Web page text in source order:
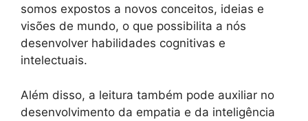
somos expostos a novos conceitos, ideias e
visões de mundo, o que possibilita a nós
desenvolver habilidades cognitivas e
intelectuais.
Além disso, a leitura também pode auxiliar no
desenvolvimento da empatia e da inteligência